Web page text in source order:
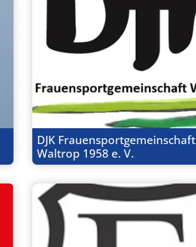
DJK Frauensportgemeinschaft
Waltrop 1958 e. V.